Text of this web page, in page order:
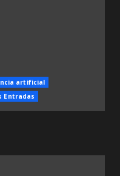
artificial
Entradas